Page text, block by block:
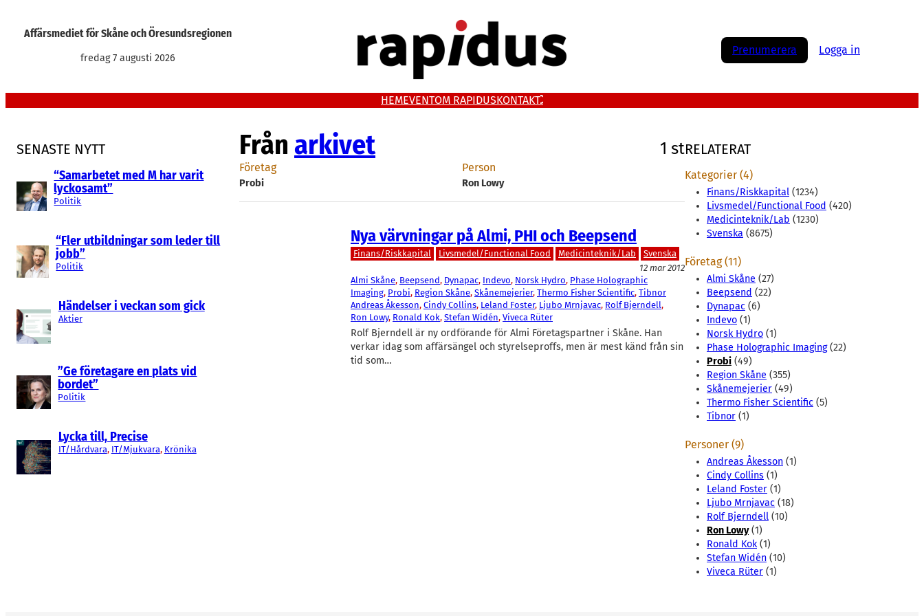
Affärsmediet för Skåne och Öresundsregionen
fredag 7 augusti 2026
Prenumerera Logga in
HEMEVENTOM RAPIDUSKONTAKT
SENASTE NYTT
“Samarbetet med M har varit
lyckosamt”
Politik
“Fler utbildningar som leder till
jobb”
Politik
Händelser i veckan som gick
Aktier
”Ge företagare en plats vid
bordet”
Politik
Lycka till, Precise
IT/Hårdvara, IT/Mjukvara, Krönika
Från arkivet 1 st
Företag
Probi
Person
Ron Lowy
Nya värvningar på Almi, PHI och Beepsend
Finans/Riskkapital Livsmedel/Functional Food Medicinteknik/Lab
Svenska
12 mar 2012
Almi Skåne, Beepsend, Dynapac, Indevo, Norsk Hydro, Phase Holographic
Imaging, Probi, Region Skåne, Skånemejerier, Thermo Fisher Scientific, Tibnor
Andreas Åkesson, Cindy Collins, Leland Foster, Ljubo Mrnjavac, Rolf Bjerndell
Ron Lowy, Ronald Kok, Stefan Widén, Viveca Rüter
Rolf Bjerndell är ny ordförande för Almi Företagspartner i Skåne. Han
verkar idag som affärsängel och styrelseproffs, men är mest känd från sin
tid som…
RELATERAT
Kategorier (4)
Finans/Riskkapital (1234)
Livsmedel/Functional Food (420)
Medicinteknik/Lab (1230)
Svenska (8675)
Företag (11)
Almi Skåne (27)
Beepsend (22)
Dynapac (6)
Indevo (1)
Norsk Hydro (1)
Phase Holographic Imaging(22)
Probi (49)
Region Skåne (355)
Skånemejerier (49)
Thermo Fisher Scientific (5)
Tibnor (1)
Personer (9)
Andreas Åkesson (1)
Cindy Collins (1)
Leland Foster (1)
Ljubo Mrnjavac (18)
Rolf Bjerndell (10)
Ron Lowy(1)
Ronald Kok(1)
Stefan Widén (10)
Viveca Rüter (1)